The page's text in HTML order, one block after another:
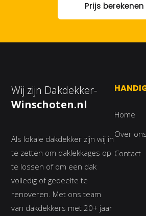
Prijs berekenen
Wij zijn Dakdekker-
Winschoten.nl
Als lokale dakdekker zijn wij in
te zetten om daklekkages op
te lossen of om een dak
volledig of gedeelte te
renoveren. Met ons team
van dakdekkers met 20+ jaar
Home
Over ons
Contact